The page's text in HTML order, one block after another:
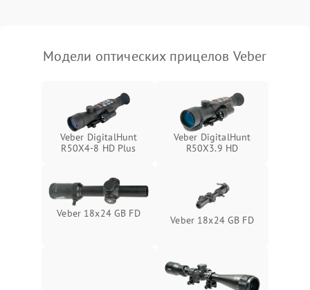
Модели оптических прицелов Veber
Veber DigitalHunt
R50X4-8 HD Plus
Veber DigitalHunt
R50X3.9 HD
Veber 18x24 GB FD
Veber 18x24 GB FD